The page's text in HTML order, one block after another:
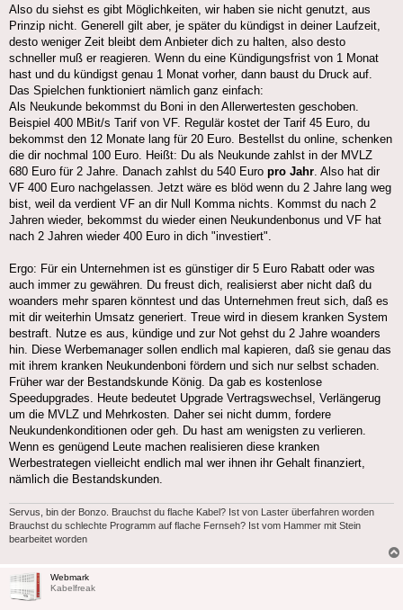
Also du siehst es gibt Möglichkeiten, wir haben sie nicht genutzt, aus
Prinzip nicht. Generell gilt aber, je später du kündigst in deiner Laufzeit,
desto weniger Zeit bleibt dem Anbieter dich zu halten, also desto
schneller muß er reagieren. Wenn du eine Kündigungsfrist von 1 Monat
hast und du kündigst genau 1 Monat vorher, dann baust du Druck auf.
Das Spielchen funktioniert nämlich ganz einfach:
Als Neukunde bekommst du Boni in den Allerwertesten geschoben.
Beispiel 400 MBit/s Tarif von VF. Regulär kostet der Tarif 45 Euro, du
bekommst den 12 Monate lang für 20 Euro. Bestellst du online, schenken
die dir nochmal 100 Euro. Heißt: Du als Neukunde zahlst in der MVLZ
680 Euro für 2 Jahre. Danach zahlst du 540 Euro pro Jahr . Also hat dir
VF 400 Euro nachgelassen. Jetzt wäre es blöd wenn du 2 Jahre lang weg
bist, weil da verdient VF an dir Null Komma nichts. Kommst du nach 2
Jahren wieder, bekommst du wieder einen Neukundenbonus und VF hat
nach 2 Jahren wieder 400 Euro in dich "investiert".
Ergo: Für ein Unternehmen ist es günstiger dir 5 Euro Rabatt oder was
auch immer zu gewähren. Du freust dich, realisierst aber nicht daß du
woanders mehr sparen könntest und das Unternehmen freut sich, daß es
mit dir weiterhin Umsatz generiert. Treue wird in diesem kranken System
bestraft. Nutze es aus, kündige und zur Not gehst du 2 Jahre woanders
hin. Diese Werbemanager sollen endlich mal kapieren, daß sie genau das
mit ihrem kranken Neukundenboni fördern und sich nur selbst schaden.
Früher war der Bestandskunde König. Da gab es kostenlose
Speedupgrades. Heute bedeutet Upgrade Vertragswechsel, Verlängerug
um die MVLZ und Mehrkosten. Daher sei nicht dumm, fordere
Neukundenkonditionen oder geh. Du hast am wenigsten zu verlieren.
Wenn es genügend Leute machen realisieren diese kranken
Werbestrategen vielleicht endlich mal wer ihnen ihr Gehalt finanziert,
nämlich die Bestandskunden.
Servus, bin der Bonzo. Brauchst du flache Kabel? Ist von Laster überfahren worden
Brauchst du schlechte Programm auf flache Fernseh? Ist vom Hammer mit Stein
bearbeitet worden
Webmark
Kabelfreak